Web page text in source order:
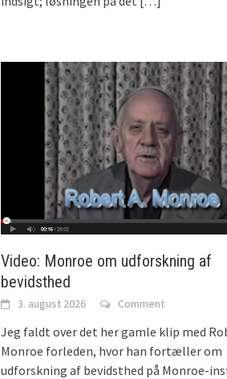
Video: Monroe om udforskning af
bevidsthed
3. august 2026 Comment
Jeg faldt over det her gamle klip med
Monroe forleden, hvor han fortæller om
udforskning af bevidsthed på Monroe-